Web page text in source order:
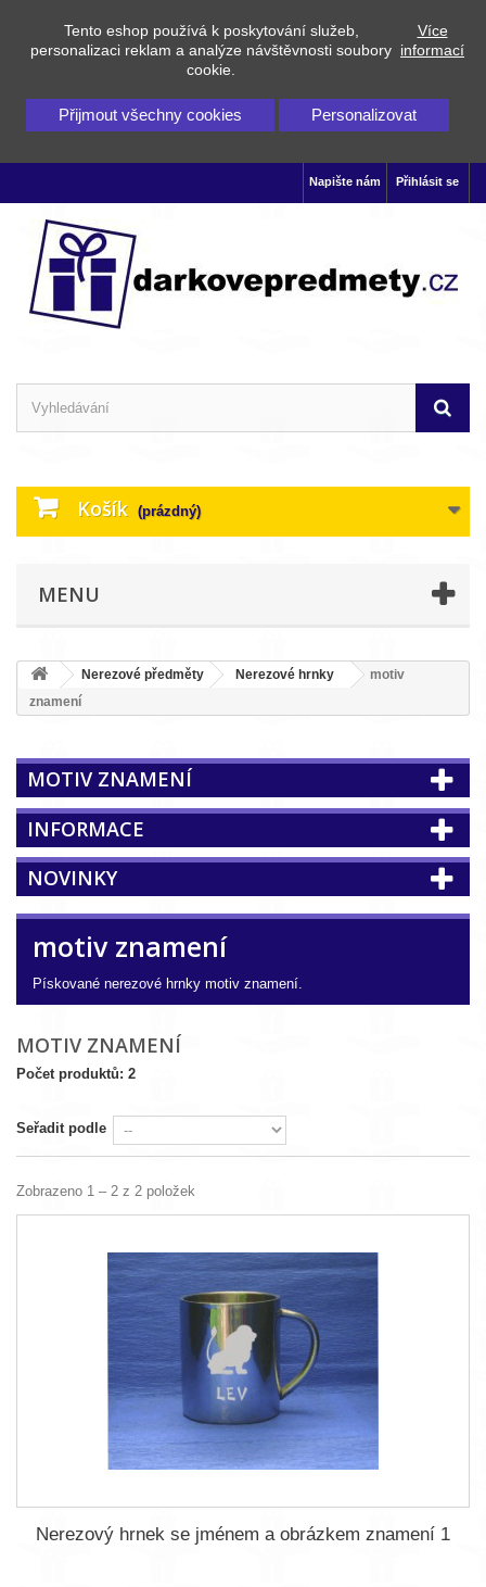
Tento eshop používá k poskytování služeb,
personalizaci reklam a analýze návštěvnosti soubory
cookie.
Více
informací
Přijmout všechny cookies Personalizovat
Přihlásit se
Napište nám
Košík (prázdný)
MENU
Nerezové předměty Nerezové hrnky
motiv
znamení
MOTIV ZNAMENÍ
INFORMACE
NOVINKY
motiv znamení
Pískované nerezové hrnky motiv znamení.
MOTIV ZNAMENÍ
Počet produktů: 2
Seřadit podle
Zobrazeno 1 – 2 z 2 položek
Nerezový hrnek se jménem a obrázkem znamení 1